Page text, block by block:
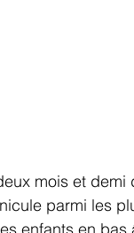
mois et
parmi les